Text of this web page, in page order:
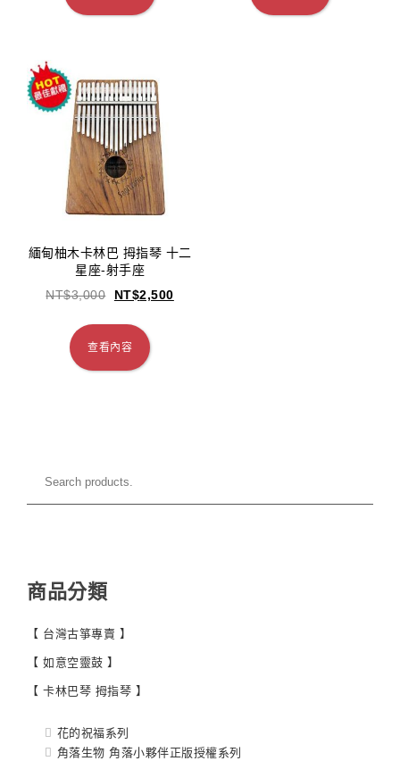
緬甸柚木卡林巴 拇指琴 十二
星座-射手座
NT$3,000 NT$2,500
查看內容
商品分類
【 台灣古箏專賣 】
【 如意空靈鼓 】
【 卡林巴琴 拇指琴 】
花的祝福系列
角落生物 角落小夥伴正版授權系列